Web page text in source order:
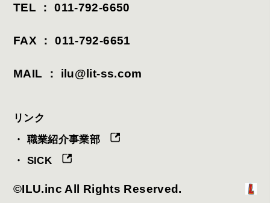
TEL ： 011-792-6650
FAX ： 011-792-6651
MAIL ： ilu@lit-ss.com
リンク
・ 職業紹介事業部
・ SICK
©ILU.inc All Rights Reserved.